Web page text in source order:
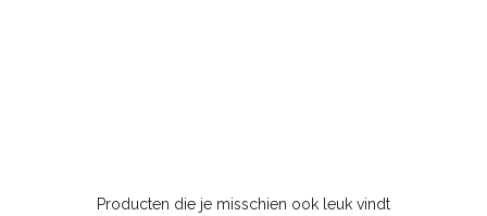
Producten die je misschien ook leuk vindt